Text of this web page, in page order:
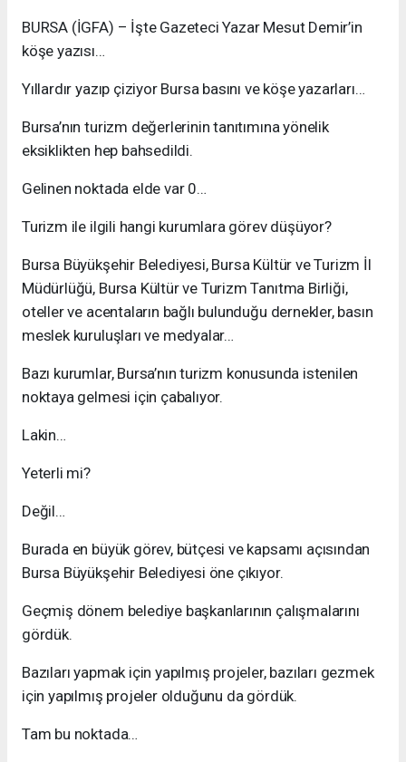
BURSA (İGFA) – İşte Gazeteci Yazar Mesut Demir’in
köşe yazısı…
Yıllardır yazıp çiziyor Bursa basını ve köşe yazarları…
Bursa’nın turizm değerlerinin tanıtımına yönelik
eksiklikten hep bahsedildi.
Gelinen noktada elde var 0…
Turizm ile ilgili hangi kurumlara görev düşüyor?
Bursa Büyükşehir Belediyesi, Bursa Kültür ve Turizm İl
Müdürlüğü, Bursa Kültür ve Turizm Tanıtma Birliği,
oteller ve acentaların bağlı bulunduğu dernekler, basın
meslek kuruluşları ve medyalar…
Bazı kurumlar, Bursa’nın turizm konusunda istenilen
noktaya gelmesi için çabalıyor.
Lakin…
Yeterli mi?
Değil…
Burada en büyük görev, bütçesi ve kapsamı açısından
Bursa Büyükşehir Belediyesi öne çıkıyor.
Geçmiş dönem belediye başkanlarının çalışmalarını
gördük.
Bazıları yapmak için yapılmış projeler, bazıları gezmek
için yapılmış projeler olduğunu da gördük.
Tam bu noktada…